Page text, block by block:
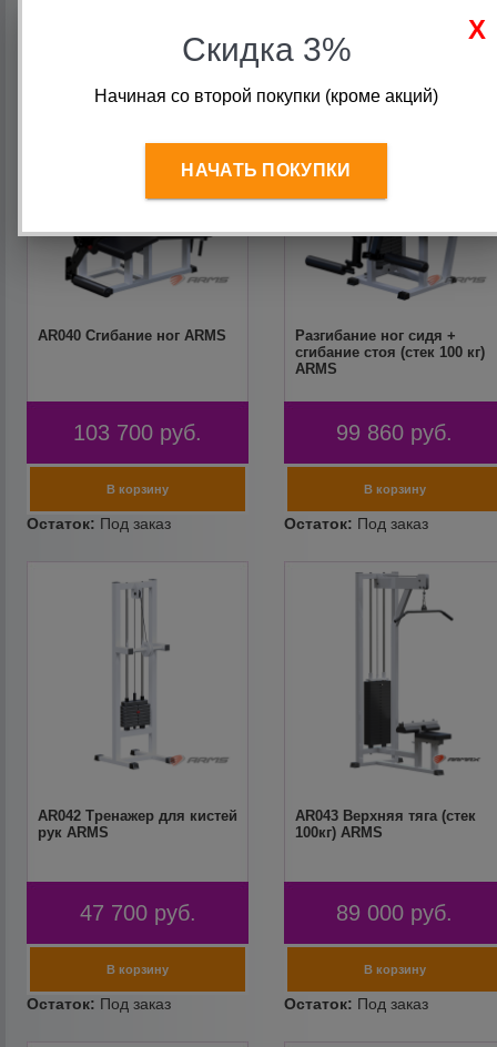
AR040 Сгибание ног ARMS
103 700 руб.
Разгибание ног сидя +
сгибание стоя (стек 100 кг)
ARMS
99 860 руб.
AR042 Тренажер для кистей
рук ARMS
47 700 руб.
AR043 Верхняя тяга (стек
100кг) ARMS
89 000 руб.
Скидка 3%
Начиная со второй покупки (кроме акций)
НАЧАТЬ ПОКУПКИ